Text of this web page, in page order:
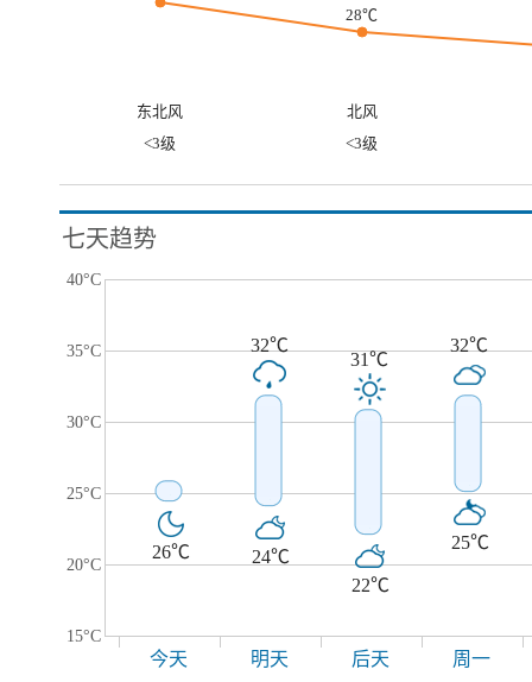
28℃
东北风
北风
<3级
<3级
七天趋势
40°C
35°C
30°C
25°C
20°C
15°C
26℃
32℃
24℃
31℃
22℃
32℃
25℃
今天 明天 后天 周一